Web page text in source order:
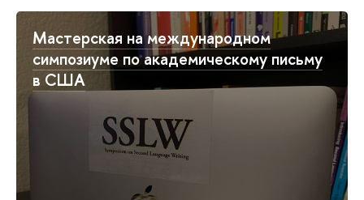
Мастерская на международном
симпозиуме по академическому письму
в США